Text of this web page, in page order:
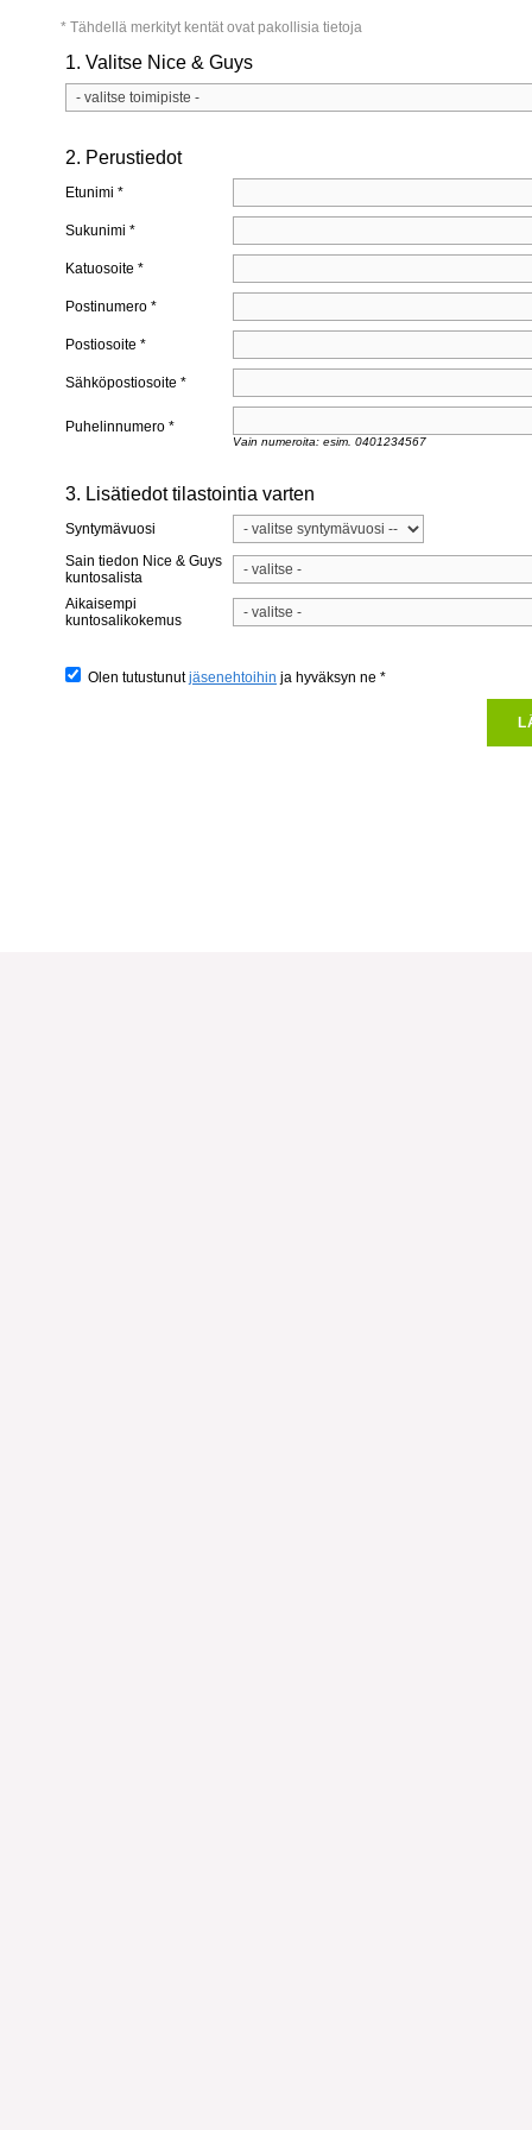
* Tähdellä merkityt kentät ovat pakollisia tietoja
1. Valitse Nice & Guys
2. Perustiedot
Etunimi *
Sukunimi *
Katuosoite *
Postinumero *
Postiosoite *
Sähköpostiosoite *
Puhelinnumero *
Vain numeroita: esim. 0401234567
3. Lisätiedot tilastointia varten
Syntymävuosi
Sain tiedon Nice & Guys
kuntosalista
Aikaisempi
kuntosalikokemus
Olen tutustunutjäsenehtoihin ja hyväksyn ne *